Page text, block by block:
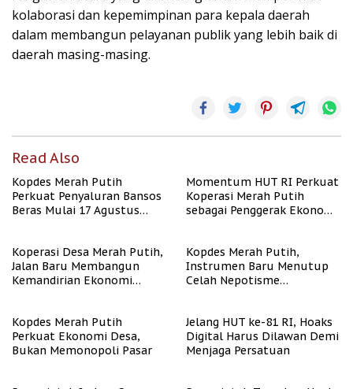
kolaborasi dan kepemimpinan para kepala daerah
dalam membangun pelayanan publik yang lebih baik di
daerah masing-masing.
Read Also
Kopdes Merah Putih
Perkuat Penyaluran Bansos
Beras Mulai 17 Agustus
Momentum HUT RI Perkuat
Koperasi Merah Putih
sebagai Penggerak Ekonomi
Koperasi Desa Merah Putih,
Jalan Baru Membangun
Kemandirian Ekonomi
Kopdes Merah Putih,
Instrumen Baru Menutup
Celah Nepotisme
Kopdes Merah Putih
Perkuat Ekonomi Desa,
Bukan Memonopoli Pasar
Jelang HUT ke-81 RI, Hoaks
Digital Harus Dilawan Demi
Menjaga Persatuan